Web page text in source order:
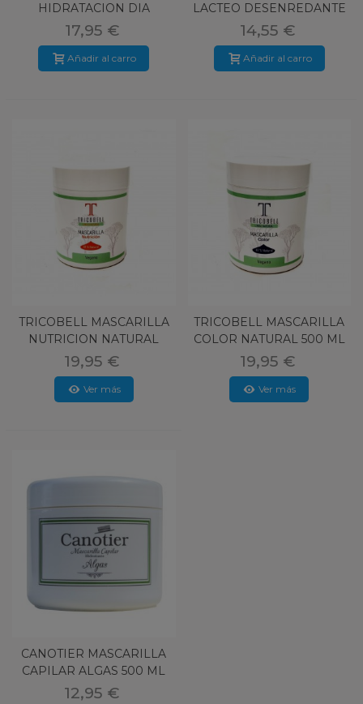
HIDRATACION DIA
100ML
17,95 €
Añadir al carro
LACTEO DESENREDANTE
150 ML
14,55 €
Añadir al carro
TRICOBELL MASCARILLA
NUTRICION NATURAL
500 ML
19,95 €
Ver más
TRICOBELL MASCARILLA
COLOR NATURAL 500 ML
19,95 €
Ver más
CANOTIER MASCARILLA
CAPILAR ALGAS 500 ML
12,95 €